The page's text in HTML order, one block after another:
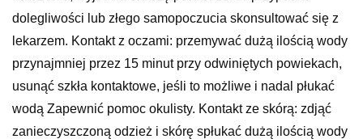
dolegliwości lub złego samopoczucia skonsultować się z
lekarzem. Kontakt z oczami: przemywać dużą ilością wody
przynajmniej przez 15 minut przy odwiniętych powiekach,
usunąć szkła kontaktowe, jeśli to możliwe i nadal płukać
wodą Zapewnić pomoc okulisty. Kontakt ze skórą: zdjąć
zanieczyszczoną odzież i skórę spłukać dużą ilością wody